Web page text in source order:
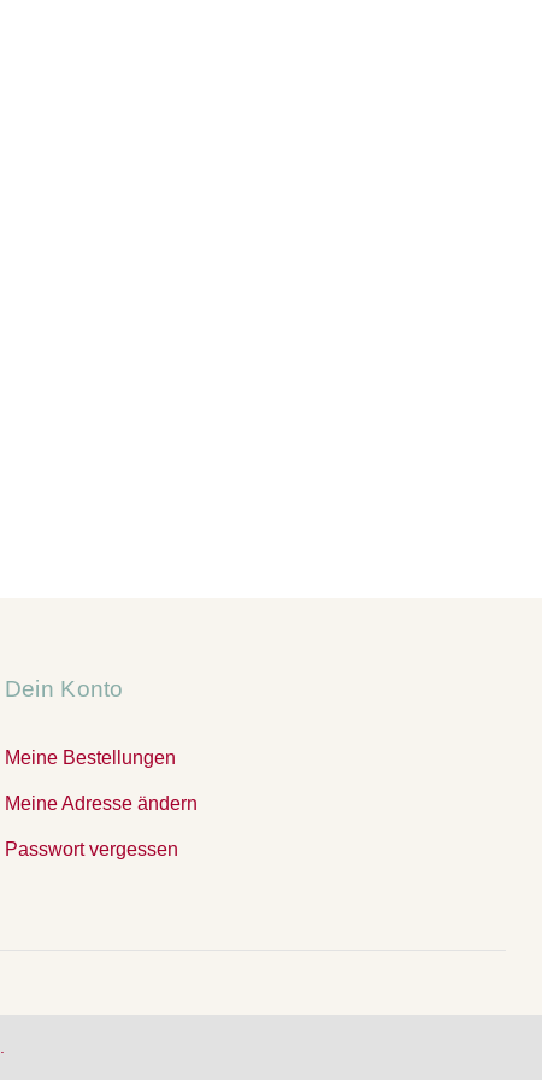
Dein Konto
Meine Bestellungen
Meine Adresse ändern
Passwort vergessen